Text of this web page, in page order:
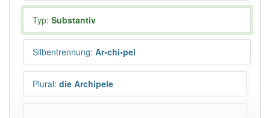
Typ: Substantiv
Silbentrennung: Ar•chi•pel
Plural: die Archipele